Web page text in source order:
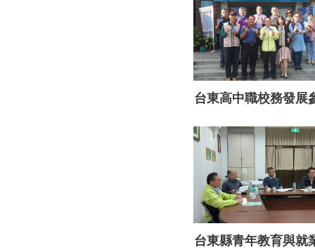
台東高中職校務發展
台東縣青年教育與就